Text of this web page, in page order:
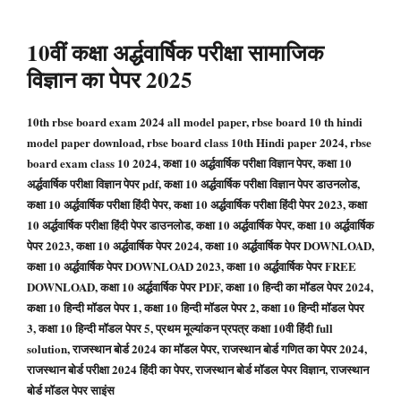
10वीं कक्षा अर्द्धवार्षिक परीक्षा सामाजिक
विज्ञान का पेपर 2025
10th rbse board exam 2024 all model paper, rbse board 10 th hindi
model paper download, rbse board class 10th Hindi paper 2024, rbse
board exam class 10 2024, कक्षा 10 अर्द्धवार्षिक परीक्षा विज्ञान पेपर, कक्षा 10
अर्द्धवार्षिक परीक्षा विज्ञान पेपर pdf, कक्षा 10 अर्द्धवार्षिक परीक्षा विज्ञान पेपर डाउनलोड,
कक्षा 10 अर्द्धवार्षिक परीक्षा हिंदी पेपर, कक्षा 10 अर्द्धवार्षिक परीक्षा हिंदी पेपर 2023, कक्षा
10 अर्द्धवार्षिक परीक्षा हिंदी पेपर डाउनलोड, कक्षा 10 अर्द्धवार्षिक पेपर, कक्षा 10 अर्द्धवार्षिक
पेपर 2023, कक्षा 10 अर्द्धवार्षिक पेपर 2024, कक्षा 10 अर्द्धवार्षिक पेपर DOWNLOAD,
कक्षा 10 अर्द्धवार्षिक पेपर DOWNLOAD 2023, कक्षा 10 अर्द्धवार्षिक पेपर FREE
DOWNLOAD, कक्षा 10 अर्द्धवार्षिक पेपर PDF, कक्षा 10 हिन्दी का मॉडल पेपर 2024,
कक्षा 10 हिन्दी मॉडल पेपर 1, कक्षा 10 हिन्दी मॉडल पेपर 2, कक्षा 10 हिन्दी मॉडल पेपर
3, कक्षा 10 हिन्दी मॉडल पेपर 5, प्रथम मूल्यांकन प्रपत्र कक्षा 10वी हिंदी full
solution, राजस्थान बोर्ड 2024 का मॉडल पेपर, राजस्थान बोर्ड गणित का पेपर 2024,
राजस्थान बोर्ड परीक्षा 2024 हिंदी का पेपर, राजस्थान बोर्ड मॉडल पेपर विज्ञान, राजस्थान
बोर्ड मॉडल पेपर साइंस